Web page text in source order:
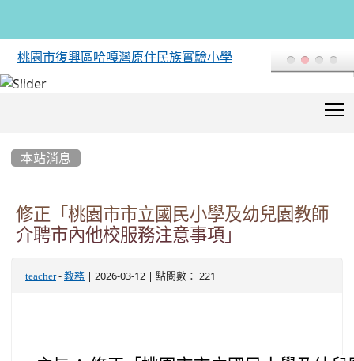
桃園市復興區哈嘎灣原住民族實驗小學
本站消息
修正「桃園市市立國民小學及幼兒園教師
介聘市內他校服務注意事項」
teacher- 教務 | 2026-03-12 | 點閱數： 221